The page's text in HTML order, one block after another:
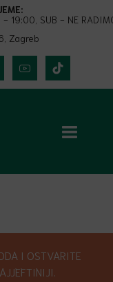
19:00, SUB - NE
Zagreb
I OSTVARITE